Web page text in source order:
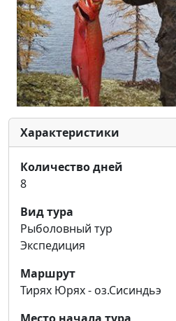
Характеристики
Количество дней
8
Вид тура
Рыболовный тур
Экспедиция
Маршрут
Тирях Юрях - оз.Сисиндьэ